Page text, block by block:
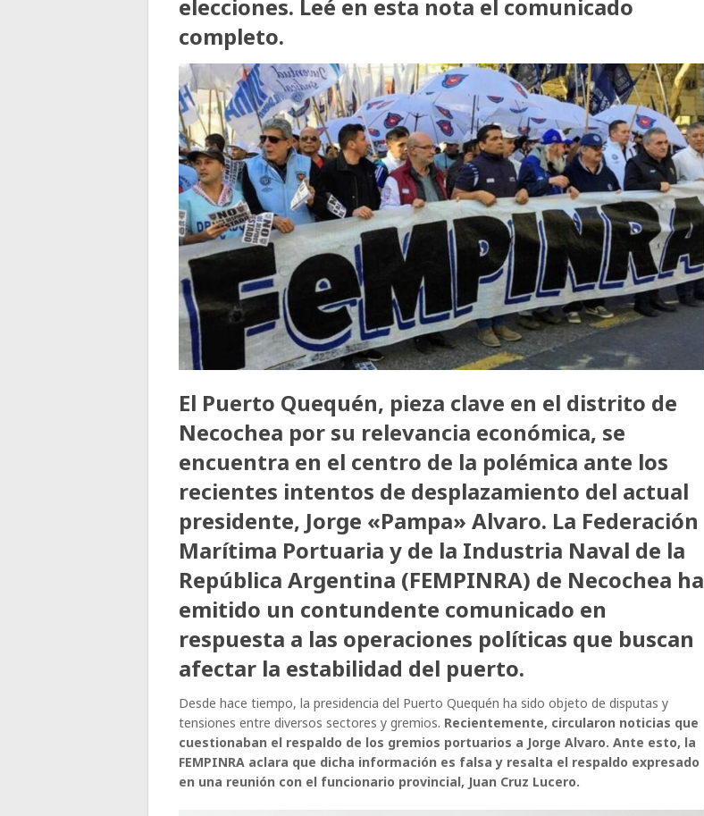
elecciones. Leé en esta nota el comunicado
completo.
El Puerto Quequén, pieza clave en el distrito de
Necochea por su relevancia económica, se
encuentra en el centro de la polémica ante los
recientes intentos de desplazamiento del actual
presidente, Jorge «Pampa» Alvaro. La Federación
Marítima Portuaria y de la Industria Naval de la
República Argentina (FEMPINRA) de Necochea ha
emitido un contundente comunicado en
respuesta a las operaciones políticas que buscan
afectar la estabilidad del puerto.
Desde hace tiempo, la presidencia del Puerto Quequén ha sido objeto de disputas y
tensiones entre diversos sectores y gremios. Recientemente, circularon noticias que
cuestionaban el respaldo de los gremios portuarios a Jorge Alvaro. Ante esto, la
FEMPINRA aclara que dicha información es falsa y resalta el respaldo expresado
en una reunión con el funcionario provincial, Juan Cruz Lucero.